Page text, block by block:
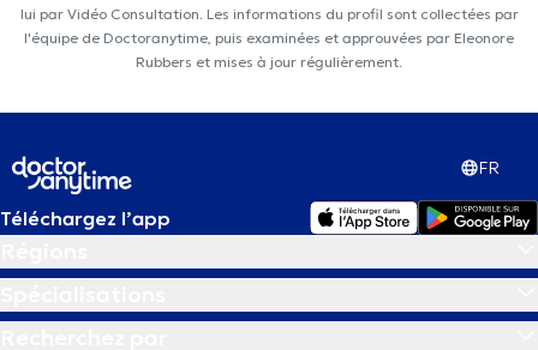
lui par Vidéo Consultation. Les informations du profil sont collectées par
l'équipe de Doctoranytime, puis examinées et approuvées par Eleonore
Rubbers et mises à jour régulièrement.
FR
Téléchargez l’app